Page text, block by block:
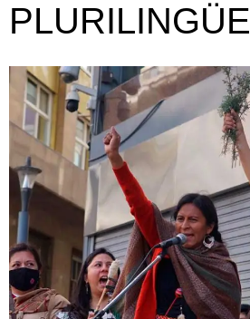
PLURILINGÜE